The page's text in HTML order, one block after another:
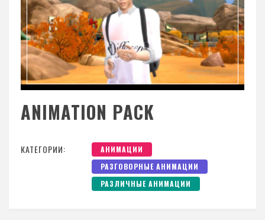
ANIMATION PACK
КАТЕГОРИИ:
АНИМАЦИИ
РАЗГОВОРНЫЕ АНИМАЦИИ
РАЗЛИЧНЫЕ АНИМАЦИИ